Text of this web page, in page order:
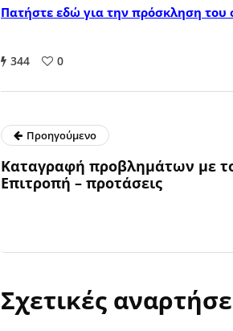
Πατήστε εδώ για την πρόσκληση του
344 0
Προηγούμενο
Καταγραφή προβλημάτων με
Επιτροπή – προτάσεις
Σχετικές